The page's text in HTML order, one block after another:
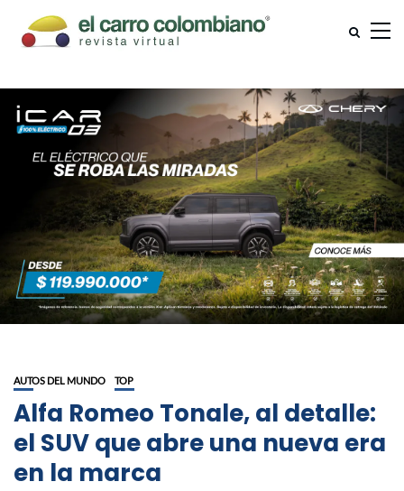
AUTOS DEL MUNDO TOP
Alfa Romeo Tonale, al detalle:
el SUV que abre una nueva era
en la marca